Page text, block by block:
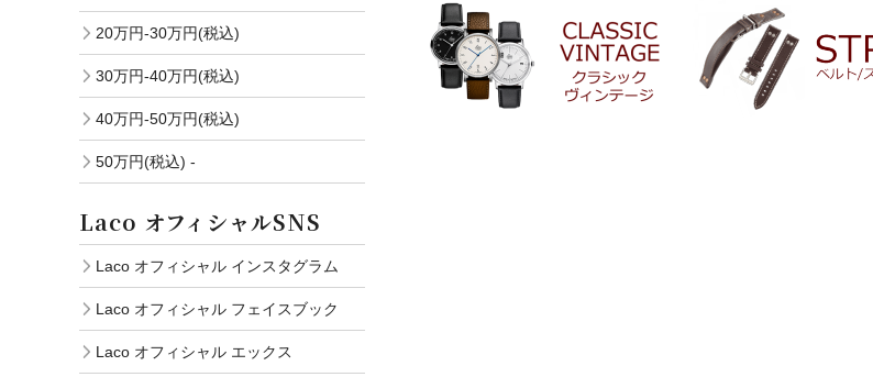
20万円-30万円(税込)
30万円-40万円(税込)
40万円-50万円(税込)
50万円(税込) -
Laco オフィシャルSNS
Laco オフィシャル インスタグラム
Laco オフィシャル フェイスブック
Laco オフィシャル エックス